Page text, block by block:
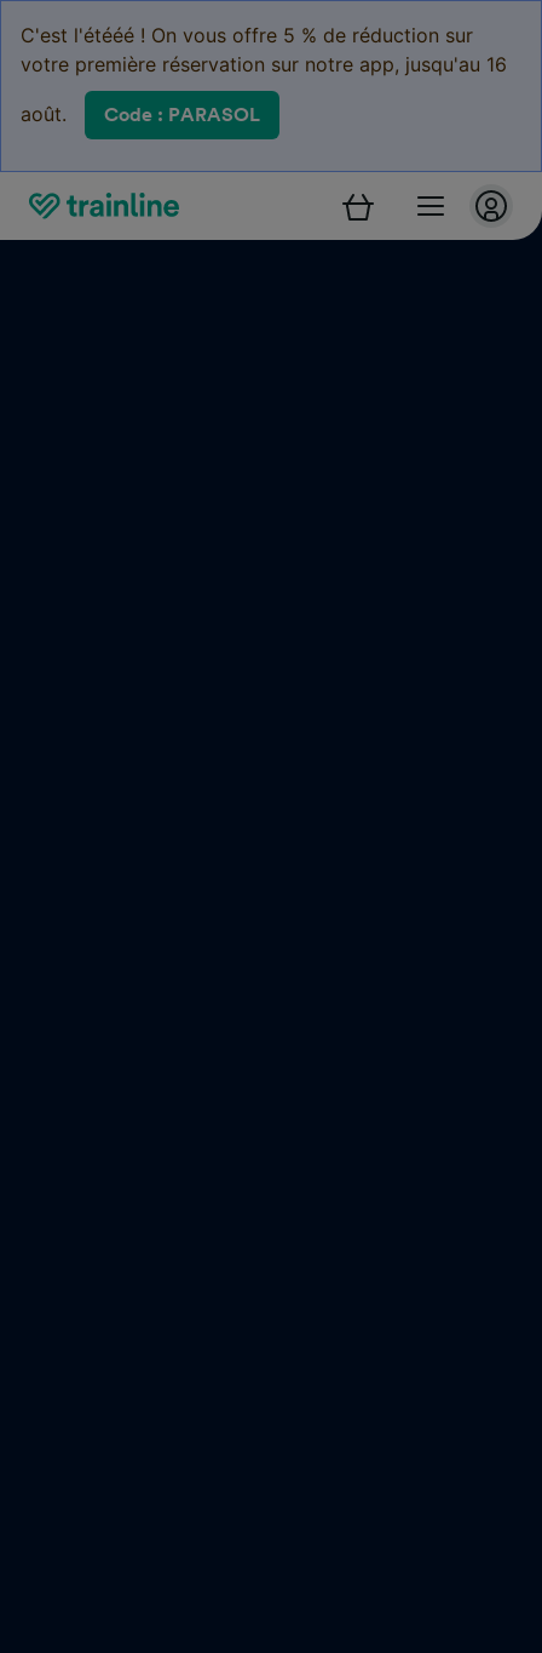
C'est l'étééé ! On vous offre 5 % de réduction sur
votre première réservation sur notre app, jusqu'au 16
août. Code : PARASOL